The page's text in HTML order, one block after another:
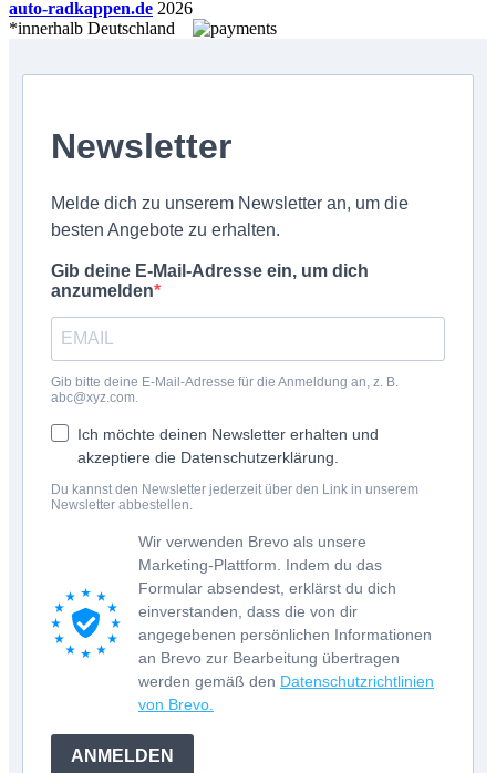
auto-radkappen.de 2026
*innerhalb Deutschland
Newsletter
Melde dich zu unserem Newsletter an, um die
besten Angebote zu erhalten.
Gib deine E-Mail-Adresse ein, um dich
anzumelden
Gib bitte deine E-Mail-Adresse für die Anmeldung an, z. B.
abc@xyz.com.
Ich möchte deinen Newsletter erhalten und
akzeptiere die Datenschutzerklärung.
Du kannst den Newsletter jederzeit über den Link in unserem
Newsletter abbestellen.
Wir verwenden Brevo als unsere
Marketing-Plattform. Indem du das
Formular absendest, erklärst du dich
einverstanden, dass die von dir
angegebenen persönlichen Informationen
an Brevo zur Bearbeitung übertragen
werden gemäß den Datenschutzrichtlinien
von Brevo.
ANMELDEN